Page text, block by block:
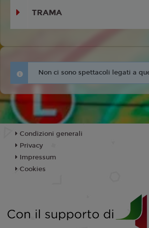
TRAMA
Non ci sono spettacoli legati a
Condizioni generali
Privacy
Impressum
Cookies